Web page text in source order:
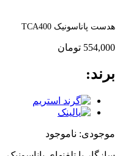
هدست پاناسونیک TCA400
554,000 تومان
برند:
موجودی: ناموجود